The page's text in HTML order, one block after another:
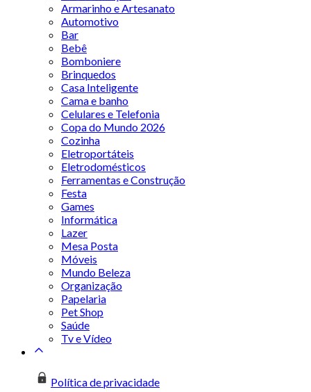
Armarinho e Artesanato
Automotivo
Bar
Bebê
Bomboniere
Brinquedos
Casa Inteligente
Cama e banho
Celulares e Telefonia
Copa do Mundo 2026
Cozinha
Eletroportáteis
Eletrodomésticos
Ferramentas e Construção
Festa
Games
Informática
Lazer
Mesa Posta
Móveis
Mundo Beleza
Organização
Papelaria
Pet Shop
Saúde
Tv e Vídeo
Política de privacidade